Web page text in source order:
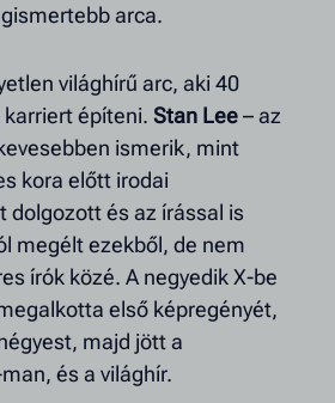
arca.
világhírű arc, aki 40
építeni. Stan Lee– az
ismerik, mint
kora előtt irodai
dolgozott és az írással is
megélt ezekből, de nem
írók közé. A negyedik X-be
első képregényét,
majd jött a
és a világhír.